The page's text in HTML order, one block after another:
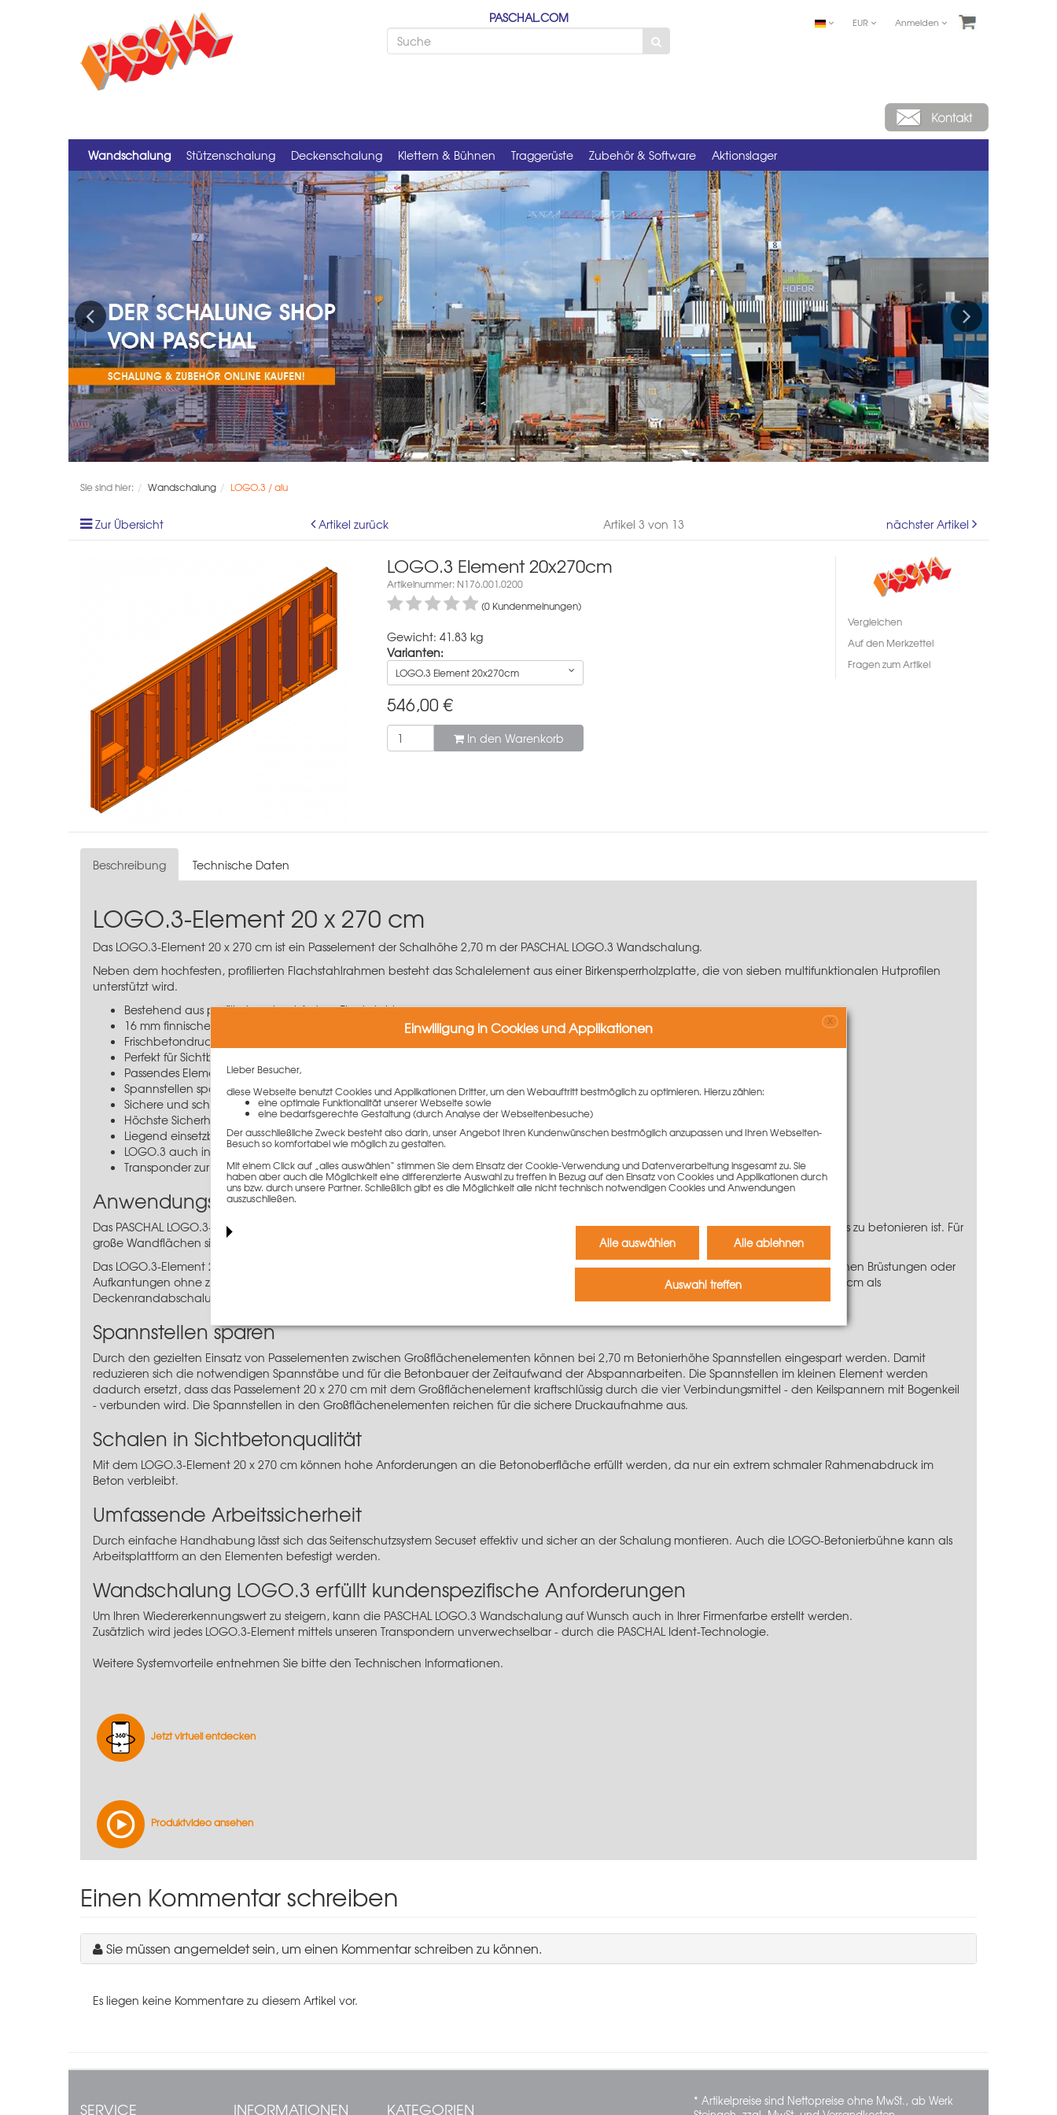
EUR Anmelden
PASCHAL.COM
Wandschalung Stützenschalung Deckenschalung Klettern & Bühnen Traggerüste Zubehör & Software Aktionslager
Previous Next
Sie sind hier: Wandschalung LOGO.3 / alu
Zur Übersicht Artikel zurück Artikel 3 von 13 nächster Artikel
LOGO.3 Element 20x270cm
Artikelnummer: N176.001.0200
(0 Kundenmeinungen)
Gewicht: 41.83 kg
Varianten:
LOGO.3 Element 20x270cm
546,00 €
In den Warenkorb
Vergleichen
Auf den Merkzettel
Fragen zum Artikel
Beschreibung Technische Daten
LOGO.3-Element 20 x 270 cm
Das LOGO.3-Element 20 x 270 cm ist ein Passelement der Schalhöhe 2,70 m der PASCHAL LOGO.3 Wandschalung.
Neben dem hochfesten, profilierten Flachstahlrahmen besteht das Schalelement aus einer Birkensperrholzplatte, die von sieben multifunktionalen Hutprofilen
unterstützt wird.
Bestehend aus profiliertem, hochfestem Flachstahl
16 mm finnisches Birkensperrholz, 12-schichtig
Frischbetondruckaufnahme von 70 kN/m² nach DIN 18218
Perfekt für Sichtbeton aufgrund des schmalen Rahmenabdrucks im Beton
Passendes Element für die Außenecke
Spannstellen sparen durch richtiges Anordnen der Passelemente im Grundriss
Sichere und schnelle Verbindung mit demKeilspanner
Höchste Sicherheitsstandards durchSeitenschutzsystem Secuset
Liegend einsetzbar als Bodenplatten- oder Deckenrandabschalung
LOGO.3 auch in Ihrer Firmenfarbe erhältlich
Transponder zur eindeutigen Identifizierung
Anwendungsinformation
Das PASCHAL LOGO.3-Element 20 x 270 cm ist überall einsetzbar, egal ob großflächig geschalt wird oder nur ein kleiner komplizierter Grundriss zu betonieren ist. Für
große Wandflächen sind nur wenige Verbindungsmittel erforderlich, wodurch hervorragende Schalzeiten ermöglicht werden.
Das LOGO.3-Element 20 x 270 cm kann zudem liegend auch als Bodenplattenabschalung dienen. Mit dem LOGO-Fundamentspanner können Brüstungen oder
Aufkantungen ohne zusätzliche Spannstellen hergestellt werden. In Kombination mit der
Deckenrandkonsolelässt sich das Element 20 x 270 cm als
Deckenrandabschalung einsetzen.
Spannstellen sparen
Durch den gezielten Einsatz von Passelementen zwischen Großflächenelementen können bei 2,70 m Betonierhöhe Spannstellen eingespart werden. Damit
reduzieren sich die notwendigen Spannstäbe und für die Betonbauer der Zeitaufwand der Abspannarbeiten. Die Spannstellen im kleinen Element werden
dadurch ersetzt, dass das Passelement 20 x 270 cm mit dem Großflächenelement kraftschlüssig durch die vier Verbindungsmittel - den Keilspannern mit Bogenkeil
- verbunden wird. Die Spannstellen in den Großflächenelementen reichen für die sichere Druckaufnahme aus.
Schalen in Sichtbetonqualität
Mit dem LOGO.3-Element 20 x 270 cm können hohe Anforderungen an die Betonoberfläche erfüllt werden, da nur ein extrem schmaler Rahmenabdruck im
Beton verbleibt.
Umfassende Arbeitssicherheit
Durch einfache Handhabung lässt sich das Seitenschutzsystem Secuset effektiv und sicher an der Schalung montieren. Auch die LOGO-Betonierbühne kann als
Arbeitsplattform an den Elementen befestigt werden.
Wandschalung LOGO.3 erfüllt kundenspezifische Anforderungen
Um Ihren Wiedererkennungswert zu steigern, kann die PASCHAL LOGO.3 Wandschalung auf Wunsch auch in Ihrer Firmenfarbe erstellt werden.
Zusätzlich wird jedes LOGO.3-Element mittels unseren Transpondern unverwechselbar - durch die PASCHAL Ident-Technologie.
Weitere Systemvorteile entnehmen Sie bitte den Technischen Informationen.
Jetzt virtuell entdecken
Produktvideo ansehen
Einen Kommentar schreiben
Sie müssen angemeldet sein, um einen Kommentar schreiben zu können.
Es liegen keine Kommentare zu diesem Artikel vor.
SERVICE INFORMATIONEN KATEGORIEN
* Artikelpreise sind Nettopreise ohne MwSt., ab Werk
Einwilligung in Cookies und Applikationen X
Lieber Besucher,
diese Webseite benutzt Cookies und Applikationen Dritter, um den Webauftritt bestmöglich zu optimieren. Hierzu zählen:
eine optimale Funktionalität unserer Webseite sowie
eine bedarfsgerechte Gestaltung (durch Analyse der Webseitenbesuche)
Der ausschließliche Zweck besteht also darin, unser Angebot Ihren Kundenwünschen bestmöglich anzupassen und Ihren Webseiten-
Besuch so komfortabel wie möglich zu gestalten.
Mit einem Click auf „alles auswählen“ stimmen Sie dem Einsatz der Cookie-Verwendung und Datenverarbeitung insgesamt zu. Sie
haben aber auch die Möglichkeit eine differenzierte Auswahl zu treffen in Bezug auf den Einsatz von Cookies und Applikationen durch
uns bzw. durch unsere Partner. Schließlich gibt es die Möglichkeit alle nicht technisch notwendigen Cookies und Anwendungen
auszuschließen.
Alle auswählen Alle ablehnen
Auswahl treffen